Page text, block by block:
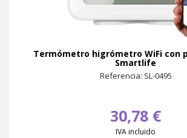
Termómetro higrómetro WiFi con
Smartlife
Referencia: SL-0495
30,78 €
IVA incluido